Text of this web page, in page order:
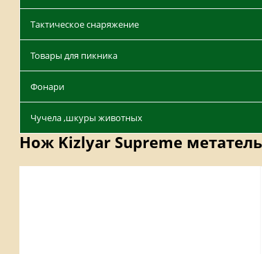
Тактическое снаряжение
Товары для пикника
Фонари
Чучела ,шкуры животных
Нож Kizlyar Supreme
Описание Отзывы Наличие на складах